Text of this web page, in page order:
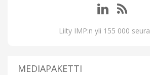
Liity IMP:n yli 155 000
MEDIAPAKETTI